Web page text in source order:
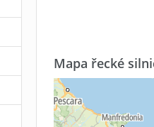
Mapa řecké